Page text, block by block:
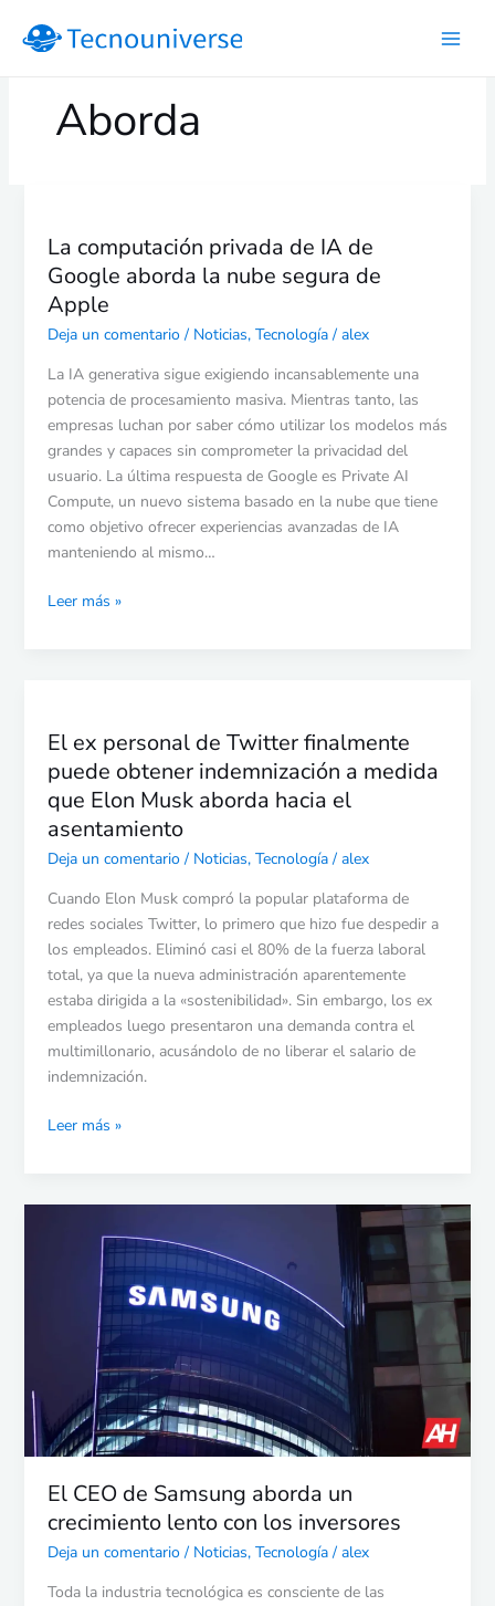
Aborda
La computación privada de IA de
Google aborda la nube segura de
Apple
Deja un comentario / Noticias, Tecnología/ alex
La IA generativa sigue exigiendo incansablemente una
potencia de procesamiento masiva. Mientras tanto, las
empresas luchan por saber cómo utilizar los modelos más
grandes y capaces sin comprometer la privacidad del
usuario. La última respuesta de Google es Private AI
Compute, un nuevo sistema basado en la nube que tiene
como objetivo ofrecer experiencias avanzadas de IA
manteniendo al mismo…
privada
de
IA
de
Google
aborda
la
nube
segura
de
Apple
Leer más »
El ex personal de Twitter finalmente
puede obtener indemnización a medida
que Elon Musk aborda hacia el
asentamiento
Deja un comentario / Noticias, Tecnología/ alex
Cuando Elon Musk compró la popular plataforma de
redes sociales Twitter, lo primero que hizo fue despedir a
los empleados. Eliminó casi el 80% de la fuerza laboral
total, ya que la nueva administración aparentemente
estaba dirigida a la «sostenibilidad». Sin embargo, los ex
empleados luego presentaron una demanda contra el
multimillonario, acusándolo de no liberar el salario de
indemnización.
personal
de
Twitter
finalmente
obtener
indemnización
a
medida
que
Elon
Musk
aborda
hacia
asentamiento
Leer más »
El CEO de Samsung aborda un
crecimiento lento con los inversores
Deja un comentario / Noticias, Tecnología/ alex
Toda la industria tecnológica es consciente de las
Samsung
crecimiento
con
los